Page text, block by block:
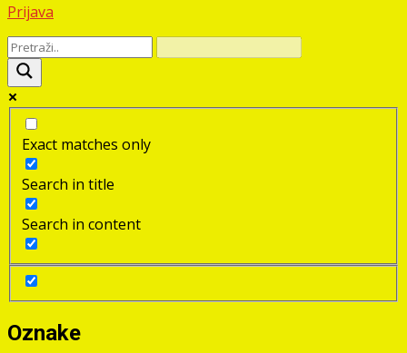
Prijava
Exact matches only
Search in title
Search in content
Oznake